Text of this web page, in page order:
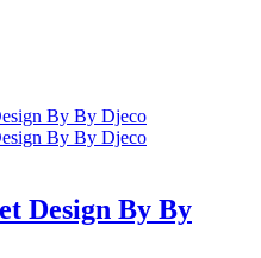
Design By By